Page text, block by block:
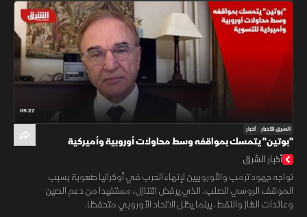
05:27
الشرق للأخبار أخبار
"بوتين" يتمسك بمواقفه وسط محاولات أوروبية وأميركية
للتسوية
أخبار الشرق
تواجه جهود ترمب والأوروبيين لإنهاء الحرب في أوكرانيا صعوبة بسبب
الموقف الروسي الصلب، الذي يرفض التنازل، مستفيدا من دعم الصين
وعائدات الغاز والنفط، بينما يظل الاتحاد الأوروبي متحفظا.